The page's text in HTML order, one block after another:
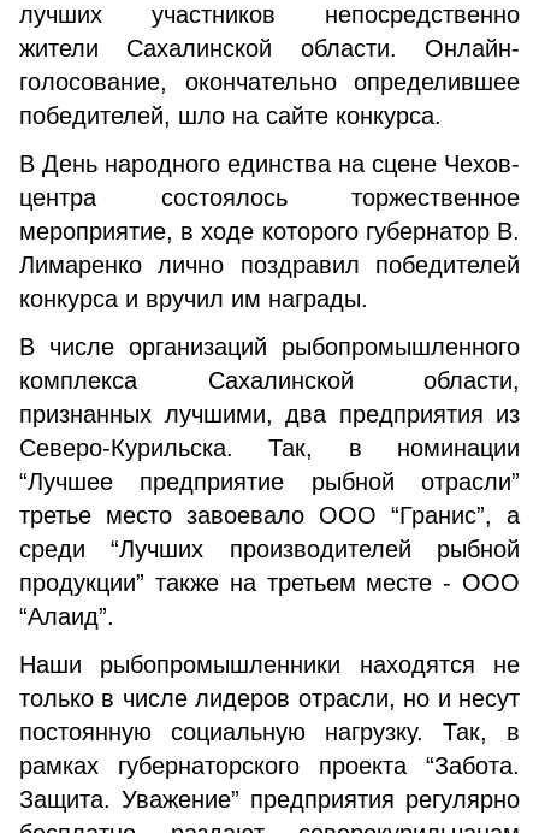
лучших участников непосредственно
жители Сахалинской области. Онлайн-
голосование, окончательно определившее
победителей, шло на сайте конкурса.
В День народного единства на сцене Чехов-
центра состоялось торжественное
мероприятие, в ходе которого губернатор В.
Лимаренко лично поздравил победителей
конкурса и вручил им награды.
В числе организаций рыбопромышленного
комплекса Сахалинской области,
признанных лучшими, два предприятия из
Северо-Курильска. Так, в номинации
“Лучшее предприятие рыбной отрасли”
третье место завоевало ООО “Гранис”, а
среди “Лучших производителей рыбной
продукции” также на третьем месте - ООО
“Алаид”.
Наши рыбопромышленники находятся не
только в числе лидеров отрасли, но и несут
постоянную социальную нагрузку. Так, в
рамках губернаторского проекта “Забота.
Защита. Уважение” предприятия регулярно